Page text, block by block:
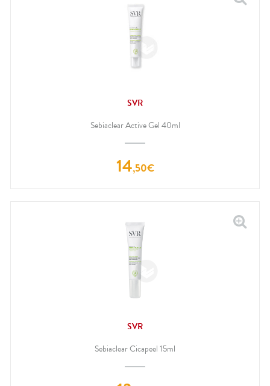
SVR
Sebiaclear Active Gel 40ml
14,50€
SVR
Sebiaclear Cicapeel 15ml